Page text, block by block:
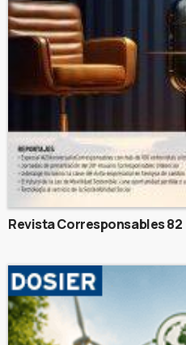
Revista Corresponsables 82